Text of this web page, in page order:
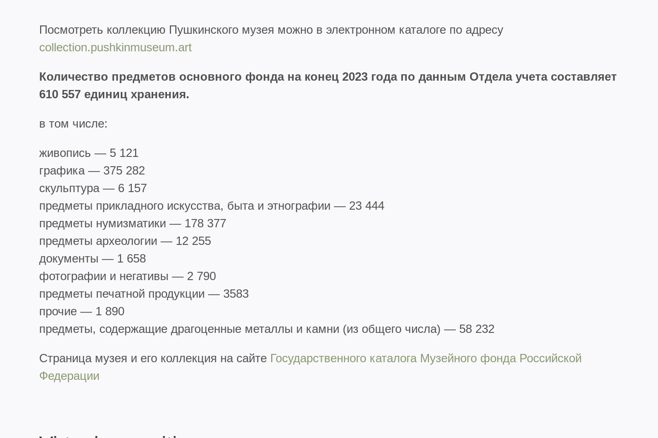
Посмотреть коллекцию Пушкинского музея можно в электронном каталоге по адресу
collection.pushkinmuseum.art
Количество предметов основного фонда на конец 2023 года по данным Отдела учета составляет
610 557 единиц хранения.
в том числе:
живопись — 5 121
графика — 375 282
скульптура — 6 157
предметы прикладного искусства, быта и этнографии — 23 444
предметы нумизматики — 178 377
предметы археологии — 12 255
документы — 1 658
фотографии и негативы — 2 790
предметы печатной продукции — 3583
прочие — 1 890
предметы, содержащие драгоценные металлы и камни (из общего числа) — 58 232
Страница музея и его коллекция на сайте Государственного каталога Музейного фонда Российской
Федерации